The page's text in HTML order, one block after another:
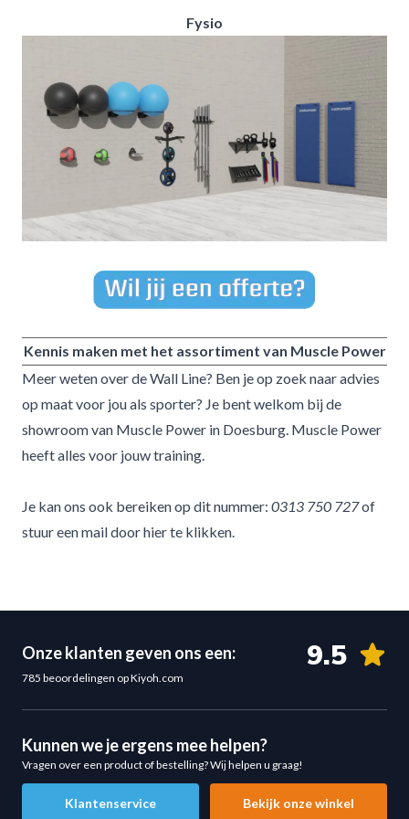
Fysio
Kennis maken met het assortiment van Muscle Power
Meer weten over de Wall Line? Ben je op zoek naar advies
op maat voor jou als sporter? Je bent welkom bij de
showroom van Muscle Power in Doesburg. Muscle Power
heeft alles voor jouw training.
Je kan ons ook bereiken op dit nummer: 0313 750 727of
stuur een mail doorhier te klikken.
Onze klanten geven ons een:
785 beoordelingen op Kiyoh.com
9.5
Kunnen we je ergens mee helpen?
Vragen over een product of bestelling? Wij helpen u graag!
Klantenservice Bekijk onze winkel